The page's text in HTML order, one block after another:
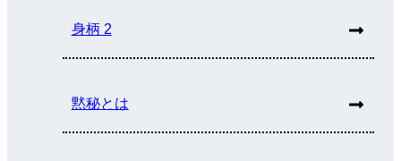
身柄 2
黙秘とは